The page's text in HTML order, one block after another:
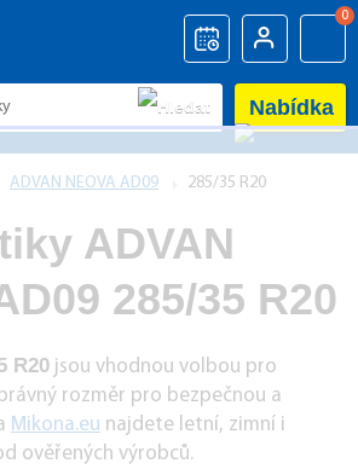
0
Nabídka
ADVAN NEOVA AD09 285/35 R20
ADVAN
285/35 R20
R20 jsou vhodnou volbou pro
rozměr pro bezpečnou a
Mikona.eu najdete letní, zimní i
ověřených výrobců.